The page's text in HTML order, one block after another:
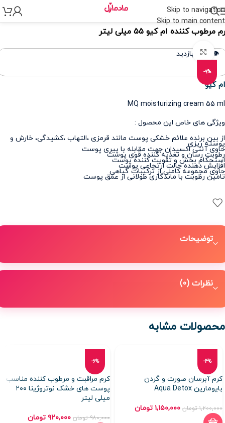
Skip to navigation
Skip to main content
> مراقبت پوست
مرطوب کننده ام کیو ۵۵ میلی لیتر
👁️ 355 بازدید
-9%
برای بزرگنمایی کلیک کنید
ام کیو
MQ moisturizing cream 55 ml
ویژگی های خاص این محصول :
از بین برنده علائم خشکی پوست مانند قرمزی ،التهاب ،کشیدگی، خارش و
پوسته ریزی
حاوی آنتی اکسیدان جهت مقابله با پیری پوست
رطوبت رسان و تغذیه کننده قوی پوست
استحکام بخش و تقویت کننده پوست
افزایش دهنده حالت ارتجاعی پوست
حاوی مجموعه کاملی از ترکیبات گیاهی
تامین رطوبت با ماندگاری طولانی از عمق پوست
توضیحات
نظرات (0)
محصولات مشابه
-4%
کرم آبرسان صورت و گردن
بایومارین Aqua Detox
۱,۲۰۰,۰۰۰ تومان ۱,۱۵۰,۰۰۰ تومان
-6%
کرم مراقبت و مرطوب کننده مناسب
پوست های خشک نوتروژینا ۲۰۰
میلی لیتر
۹۸۰,۰۰۰ تومان ۹۲۰,۰۰۰ تومان